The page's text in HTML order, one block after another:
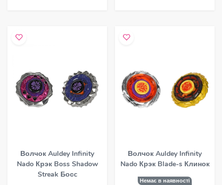
Волчок Auldey Infinity
Nado Крэк Boss Shadow
Streak Босc
Волчок Auldey Infinity
Nado Крэк Blade-s Клинок
Немає в наявності